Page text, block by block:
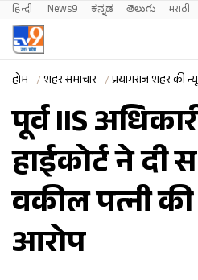
हिन्दी News9 ಕನ್ನಡ తెలుగు मराठी
होम शहर समाचार प्रयागराज शहर की
पूर्व IIS
हाईकोर्ट ने दी
वकील पत्नी
आरोप